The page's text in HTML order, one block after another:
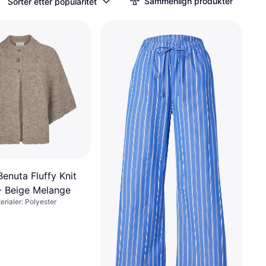
Fluffy Knit
Beige Melange
Polyester